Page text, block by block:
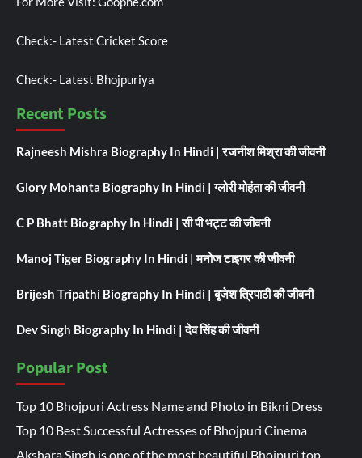
Check:- Latest Cricket Score
Check:- Latest Bhojpuriya
Recent Posts
Rajneesh Mishra Biography In Hindi | रजनीश मिश्रा की जीवनी
Glory Mohanta Biography In Hindi | ग्लोरी मोहंता की जीवनी
C P Bhatt Biography In Hindi | सी पी भट्ट की जीवनी
Manoj Tiger Biography In Hindi | मनोज टाइगर की जीवनी
Brijesh Tripathi Biography In Hindi | बृजेश त्रिपाठी की जीवनी
Dev Singh Biography In Hindi | देव सिंह की जीवनी
Popular Post
Top 10 Bhojpuri Actress Name and Photo in Bikni Dress
Top 10 Best Successful Actresses of Bhojpuri Cinema
Akshara Singh is one of the most beautiful Bhojpuri top